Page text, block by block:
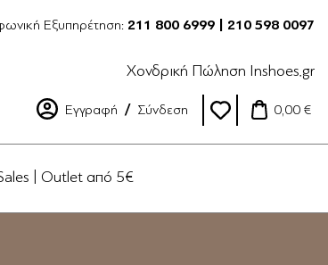
Εξυπηρέτηση: 211 800 6999 | 210 598 0097
Χονδρική Πώληση Inshoes.gr
Εγγραφή Σύνδεση 0,00 €
| Outlet από 5€